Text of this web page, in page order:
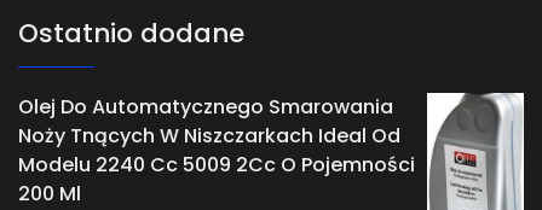
Ostatnio dodane
Olej Do Automatycznego Smarowania
Noży Tnących W Niszczarkach Ideal Od
Modelu 2240 Cc 5009 2Cc O Pojemności
200 Ml